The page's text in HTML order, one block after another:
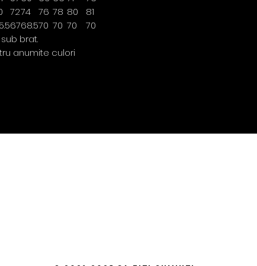
7274 76 78 80
81
6768.570 70 70
70
brat.
anumite culori